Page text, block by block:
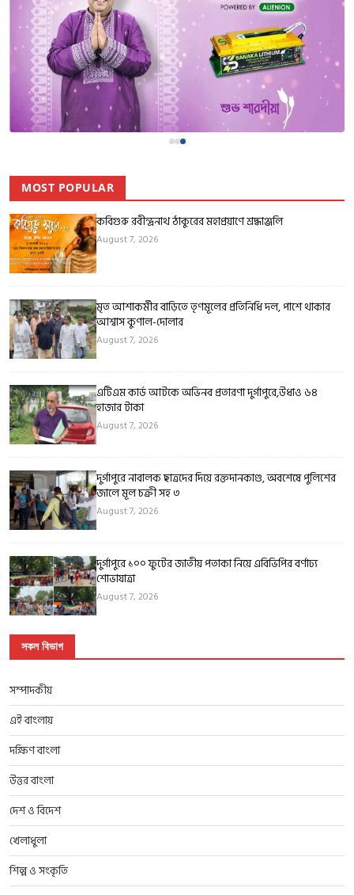
MOST POPULAR
কবিগুরু রবীন্দ্রনাথ ঠাকুরের মহাপ্রয়াণে শ্রদ্ধাঞ্জলি
August 7, 2026
মৃত আশাকর্মীর বাড়িতে তৃণমূলের প্রতিনিধি দল, পাশে থাকার
আশ্বাস কুণাল-দোলার
August 7, 2026
এটিএম কার্ড আটকে অভিনব প্রতারণা দুর্গাপুরে,উধাও ৬৪
হাজার টাকা
August 7, 2026
দুর্গাপুরে নাবালক ছাত্রদের দিয়ে রক্তদানকাণ্ড, অবশেষে পুলিশের
জালে মূল চক্রী সহ ৩
August 7, 2026
দুর্গাপুরে ১০০ ফুটের জাতীয় পতাকা নিয়ে এবিভিপির বর্ণাঢ্য
শোভাযাত্রা
August 7, 2026
সকল বিভাগ
সম্পাদকীয়
এই বাংলায়
দক্ষিণ বাংলা
উত্তর বাংলা
দেশ ও বিদেশ
খেলাধুলা
শিল্প ও সংকৃতি